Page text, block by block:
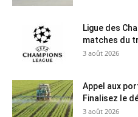
Ligue des
matches du
3 août 2026
Appel aux
Finalisez le
3 août 2026